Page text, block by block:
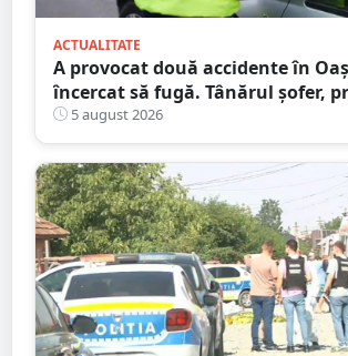
ACTUALITATE
A provocat două accidente în
încercat să fugă. Tânărul șofer,
polițiștii sătmăreni. Încălcări
Codului Rutier
5 august 2026